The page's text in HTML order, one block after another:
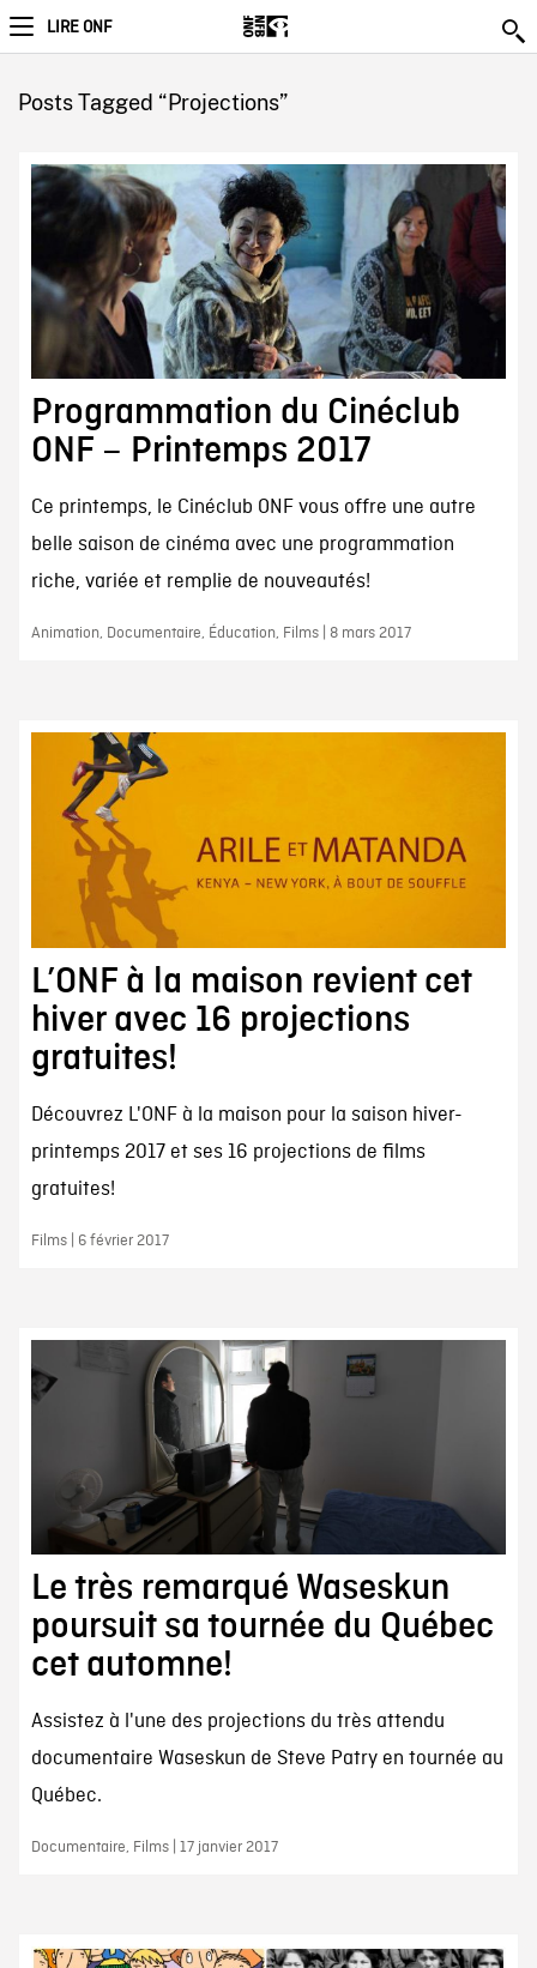
LIRE ONF
Posts Tagged “Projections”
Programmation du Cinéclub
ONF – Printemps 2017
Ce printemps, le Cinéclub ONF vous offre une autre
belle saison de cinéma avec une programmation
riche, variée et remplie de nouveautés!
Animation, Documentaire, Éducation, Films | 8 mars 2017
L’ONF à la maison revient cet
hiver avec 16 projections
gratuites!
Découvrez L'ONF à la maison pour la saison hiver-
printemps 2017 et ses 16 projections de films
gratuites!
Films | 6 février 2017
Le très remarqué Waseskun
poursuit sa tournée du Québec
cet automne!
Assistez à l'une des projections du très attendu
documentaire Waseskun de Steve Patry en tournée au
Québec.
Documentaire, Films | 17 janvier 2017